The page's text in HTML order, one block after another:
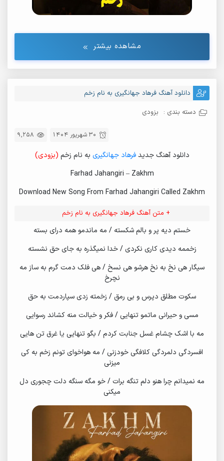
مشاهده بیشتر
دانلود آهنگ فرهاد جهانگیری به نام زخم
دسته بندی : بزودی
9,258 30 شهریور 1404
دانلود آهنگ جدیدفرهاد جهانگیری به نام زخم (بزودی)
Farhad Jahangiri – Zakhm
Download New Song From Farhad Jahangiri Called Zakhm
+ متن آهنگ فرهاد جهانگیری به نام زخم
خستم دیه پر و بالم شکسته / مه ماندمو همه درای بسته
زخممه دیدی کاری نکردی / خدا نمیگذره به جای حق نشسته
سیگار هی نخ به نخ هرشو هی نسخ / هی فلک دمت گرم به ساز مه
نچرخ
سکوت مطلق دپرس و بی رمق / زخمته زدی سپاردمت به حق
مسی و حیرانی ماتمو تنهایی / فکر و خیالت منه کشاند رسوایی
مه با اشک چشام غسل جنابت کردم / بگو تنهایی یا غرق تن هایی
افسردگی دلمردگی کلافگی خودزنی / مه هواخوای تونم زخم به کی
میزنی
مه نمیدانم چرا هنو دلم تنگه برات / خو مگه سنگه دلت چجوری دل
میکنی